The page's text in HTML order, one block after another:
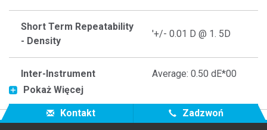
Short Term Repeatability
- Density
'+/- 0.01 D @ 1. 5D
Inter-Instrument
Agreement
Average: 0.50 dE*00
Light Source Gas Pressure Lamp
Pokaż Więcej
Kontakt Zadzwoń